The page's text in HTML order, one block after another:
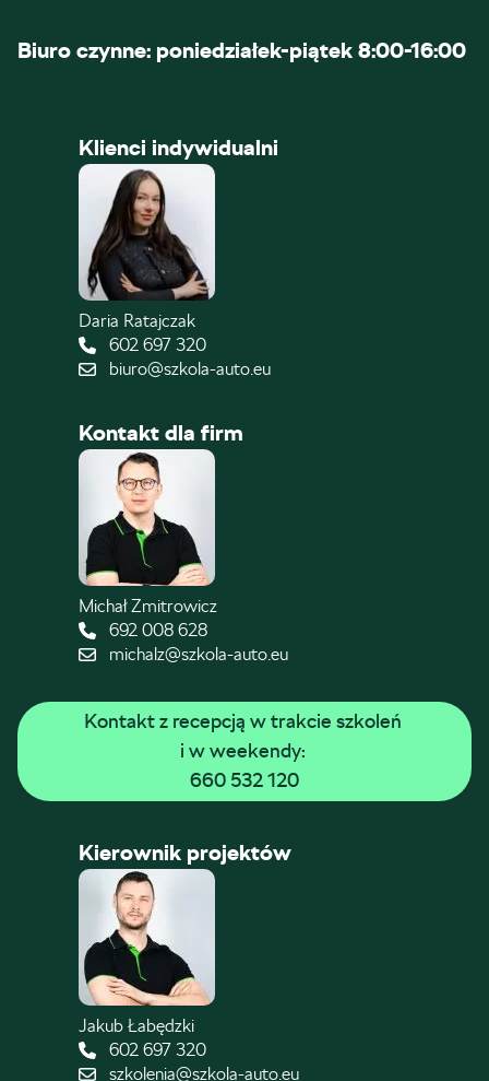
Biuro czynne: poniedziałek-piątek 8:00-16:00
Klienci indywidualni
Daria Ratajczak
602 697 320
biuro@szkola-auto.eu
Kontakt dla firm
Michał Zmitrowicz
692 008 628
michalz@szkola-auto.eu
Kontakt z recepcją w trakcie szkoleń
i w weekendy:
660 532 120
Kierownik projektów
Jakub Łabędzki
602 697 320
szkolenia@szkola-auto.eu